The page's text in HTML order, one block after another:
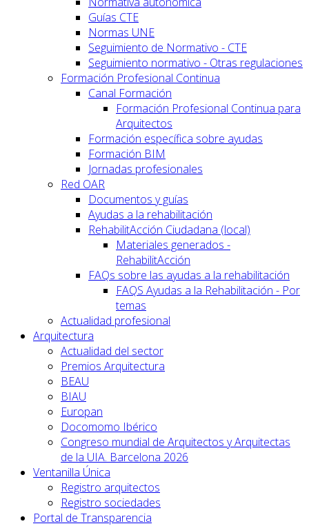
Guías CTE
Normas UNE
Seguimiento de Normativo - CTE
Seguimiento normativo - Otras regulaciones
Formación Profesional Continua
Canal Formación
Formación Profesional Continua para
Arquitectos
Formación específica sobre ayudas
Formación BIM
Jornadas profesionales
Red OAR
Documentos y guías
Ayudas a la rehabilitación
RehabilitAcción Ciudadana (local)
Materiales generados -
RehabilitAcción
FAQs sobre las ayudas a la rehabilitación
FAQS Ayudas a la Rehabilitación - Por
temas
Actualidad profesional
Arquitectura
Actualidad del sector
Premios Arquitectura
BEAU
BIAU
Europan
Docomomo Ibérico
Congreso mundial de Arquitectos y Arquitectas
de la UIA. Barcelona 2026
Ventanilla Única
Registro arquitectos
Registro sociedades
Portal de Transparencia